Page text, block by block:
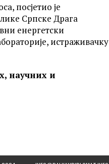
посјетиo је
Српске Драга
енергетски
истраживачку
научних и